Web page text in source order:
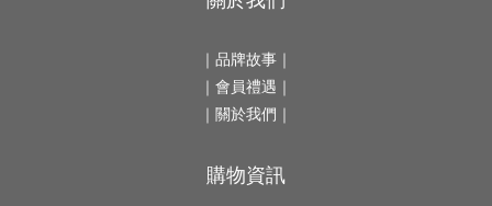
｜ 品牌故事 ｜
｜會員禮遇｜
｜ 關於我們 ｜
購物資訊